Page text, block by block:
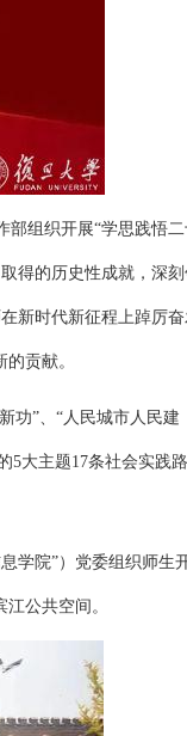
部组织开展“学思践悟
得的历史性成就，深
新时代新征程上踔厉
贡献。
功”、“人民城市人民建
5大主题17条社会实践路
学院”）党委组织师生
公共空间。